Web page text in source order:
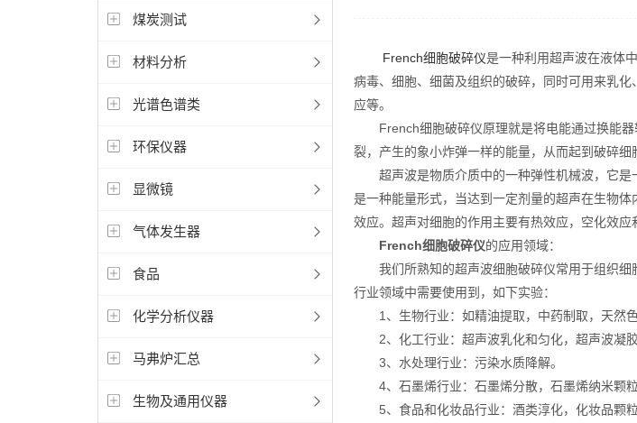
煤炭测试
材料分析
光谱色谱类
环保仪器
显微镜
气体发生器
食品
化学分析仪器
马弗炉汇总
生物及通用仪器
French细胞破碎仪是一种利用超声波在液体
病毒、细胞、细菌及组织的破碎，同时可用来乳
应等。
French细胞破碎仪原理就是将电能通过换能器
裂，产生的象小炸弹一样的能量，从而起到破碎细
超声波是物质介质中的一种弹性机械波，它是
是一种能量形式，当达到一定剂量的超声在生物
效应。超声对细胞的作用主要有热效应，空化效应
French细胞破碎仪的应用领域：
我们所熟知的超声波细胞破碎仪常用于组织细
行业领域中需要使用到，如下实验：
1、生物行业：如精油提取，中药制取，天然色
2、化工行业：超声波乳化和匀化，超声波凝胶
3、水处理行业：污染水质降解。
4、石墨烯行业：石墨烯分散，石墨烯纳米颗粒
5、食品和化妆品行业：酒类淳化，化妆品颗粒